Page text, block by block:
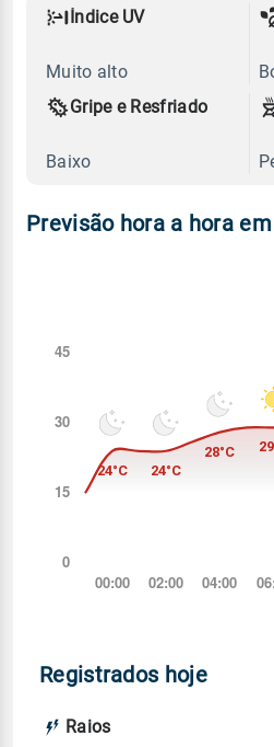
Índice UV
Muito alto
Gripe e Resfriado
Baixo
Previsão hora a hora
Registrados hoje
Raios